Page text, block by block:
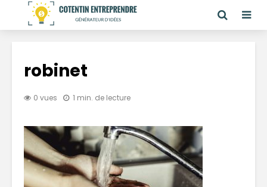
robinet
0 vues 1 min. de lecture